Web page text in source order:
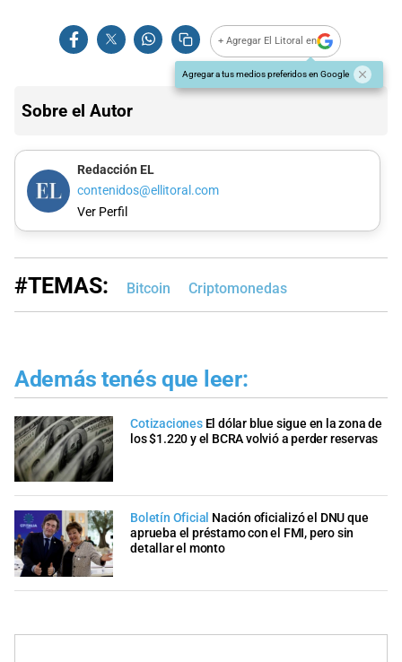
+ Agregar El Litoral en
Agregar a tus medios preferidos en Google
Sobre el Autor
Redacción EL
contenidos@ellitoral.com
Ver Perfil
#TEMAS: Bitcoin Criptomonedas
Además tenés que leer:
Cotizaciones El dólar blue sigue en la zona de
los $1.220 y el BCRA volvió a perder reservas
Boletín Oficial Nación oficializó el DNU que
aprueba el préstamo con el FMI, pero sin
detallar el monto